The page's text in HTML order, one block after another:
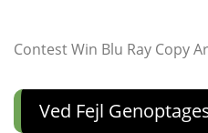
Contest Win Blu Ray Copy
Ved Fejl